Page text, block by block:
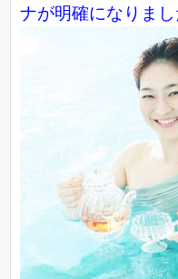
ナが明確になりまし